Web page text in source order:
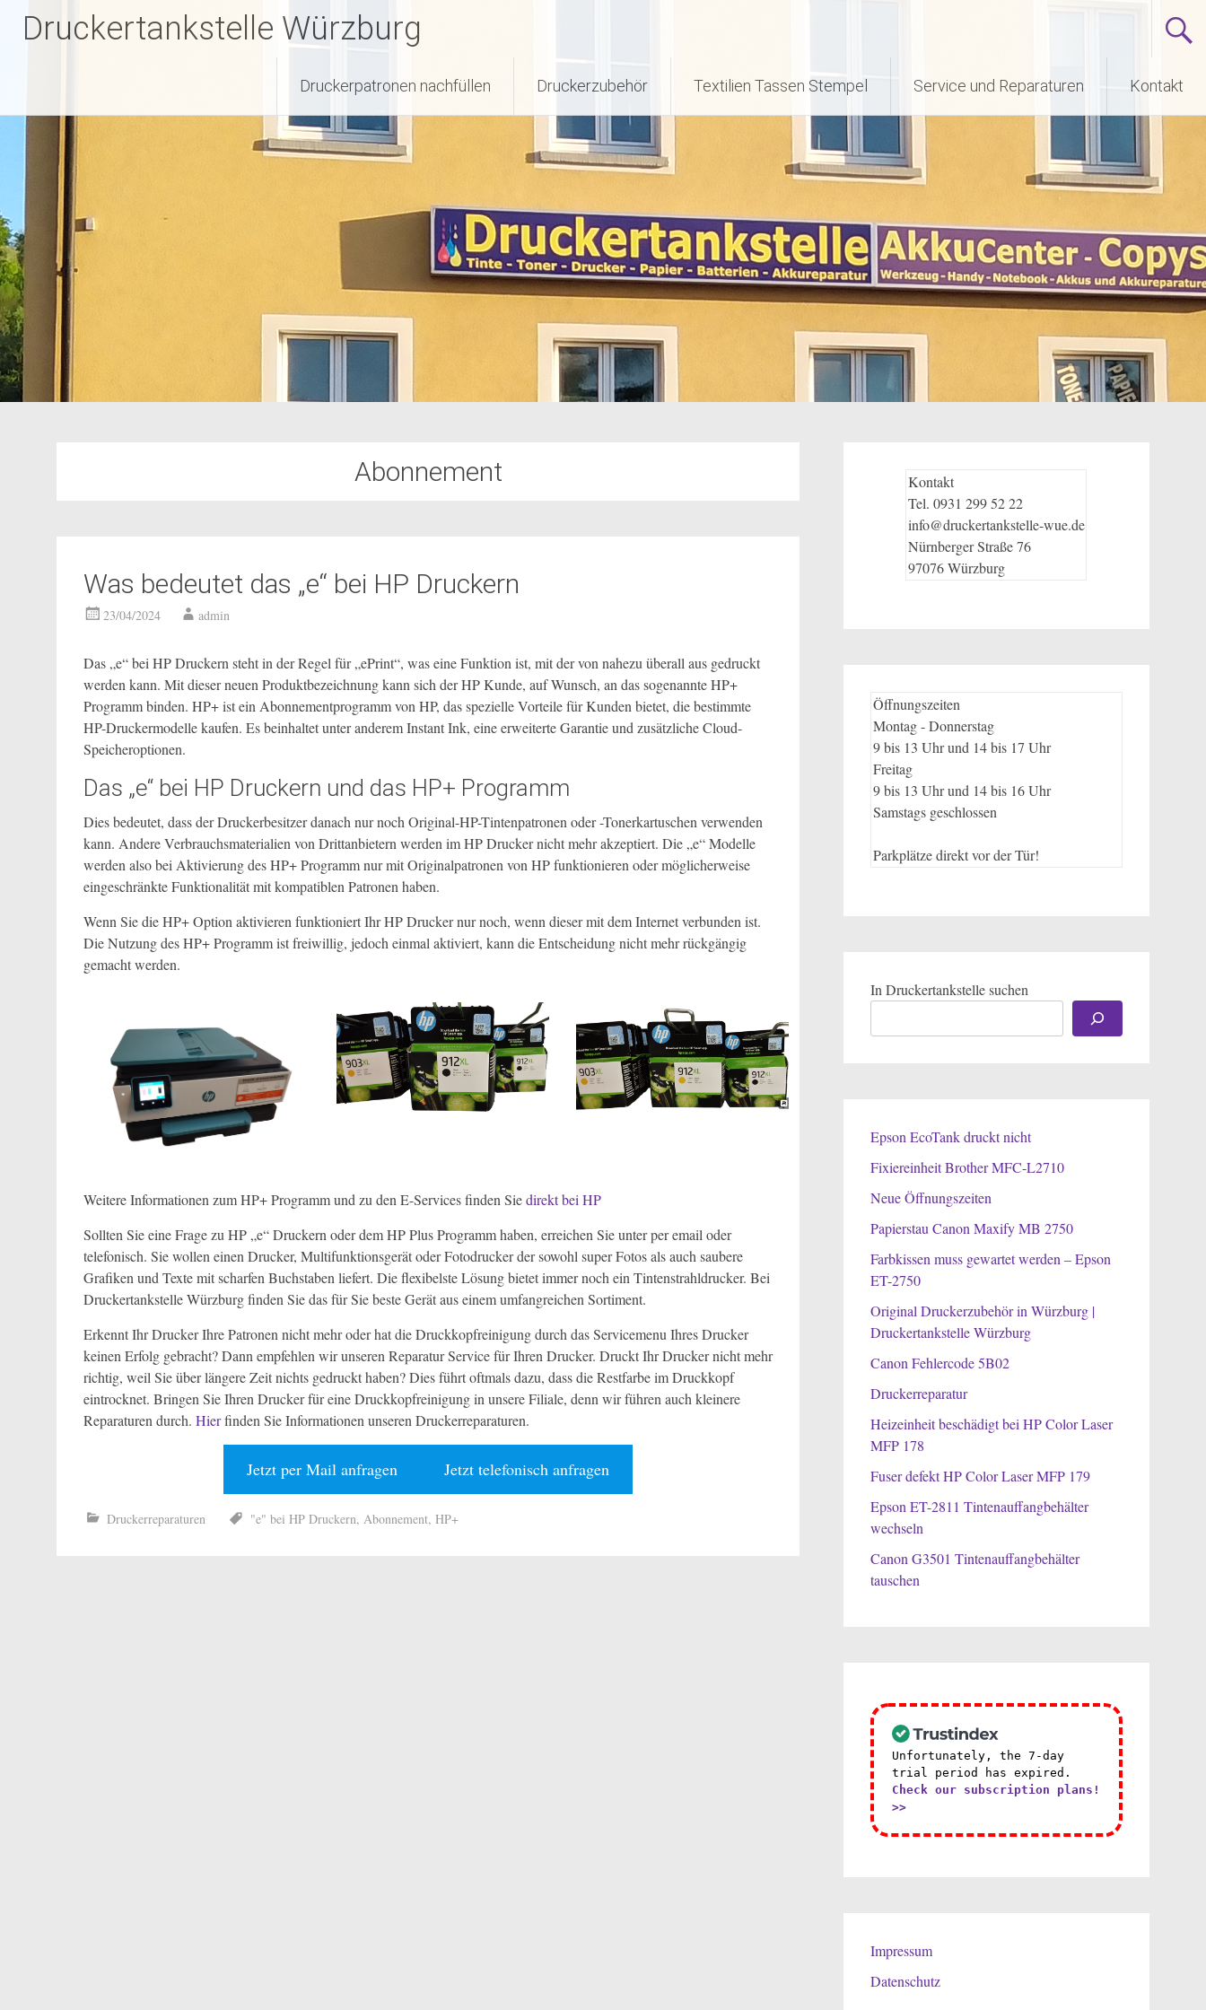
Druckertankstelle Würzburg
Druckerpatronen nachfüllen Druckerzubehör Textilien Tassen Stempel Service und Reparaturen Kontakt
Abonnement
Was bedeutet das „e“ bei HP Druckern
23/04/2024 admin
Das „e“ bei HP Druckern steht in der Regel für „ePrint“, was eine Funktion ist, mit der von nahezu überall aus gedruckt
werden kann. Mit dieser neuen Produktbezeichnung kann sich der HP Kunde, auf Wunsch, an das sogenannte HP+
Programm binden. HP+ ist ein Abonnementprogramm von HP, das spezielle Vorteile für Kunden bietet, die bestimmte
HP-Druckermodelle kaufen. Es beinhaltet unter anderem Instant Ink, eine erweiterte Garantie und zusätzliche Cloud-
Speicheroptionen.
Das „e“ bei HP Druckern und das HP+ Programm
Dies bedeutet, dass der Druckerbesitzer danach nur noch Original-HP-Tintenpatronen oder -Tonerkartuschen verwenden
kann. Andere Verbrauchsmaterialien von Drittanbietern werden im HP Drucker nicht mehr akzeptiert. Die „e“ Modelle
werden also bei Aktivierung des HP+ Programm nur mit Originalpatronen von HP funktionieren oder möglicherweise
eingeschränkte Funktionalität mit kompatiblen Patronen haben.
Wenn Sie die HP+ Option aktivieren funktioniert Ihr HP Drucker nur noch, wenn dieser mit dem Internet verbunden ist.
Die Nutzung des HP+ Programm ist freiwillig, jedoch einmal aktiviert, kann die Entscheidung nicht mehr rückgängig
gemacht werden.
Weitere Informationen zum HP+ Programm und zu den E-Services finden Siedirekt bei HP
Sollten Sie eine Frage zu HP „e“ Druckern oder dem HP Plus Programm haben, erreichen Sie unter per email oder
telefonisch. Sie wollen einen Drucker, Multifunktionsgerät oder Fotodrucker der sowohl super Fotos als auch saubere
Grafiken und Texte mit scharfen Buchstaben liefert. Die flexibelste Lösung bietet immer noch ein Tintenstrahldrucker. Bei
Druckertankstelle Würzburg finden Sie das für Sie beste Gerät aus einem umfangreichen Sortiment.
Erkennt Ihr Drucker Ihre Patronen nicht mehr oder hat die Druckkopfreinigung durch das Servicemenu Ihres Drucker
keinen Erfolg gebracht? Dann empfehlen wir unseren Reparatur Service für Ihren Drucker. Druckt Ihr Drucker nicht mehr
richtig, weil Sie über längere Zeit nichts gedruckt haben? Dies führt oftmals dazu, dass die Restfarbe im Druckkopf
eintrocknet. Bringen Sie Ihren Drucker für eine Druckkopfreinigung in unsere Filiale, denn wir führen auch kleinere
Reparaturen durch. Hierfinden Sie Informationen unseren Druckerreparaturen.
Jetzt per Mail anfragen Jetzt telefonisch anfragen
Druckerreparaturen "e" bei HP Druckern, Abonnement, HP+
Kontakt
Tel. 0931 299 52 22
info@druckertankstelle-wue.de
Nürnberger Straße 76
97076 Würzburg
Öffnungszeiten
Montag - Donnerstag
9 bis 13 Uhr und 14 bis 17 Uhr
Freitag
9 bis 13 Uhr und 14 bis 16 Uhr
Samstags geschlossen
Parkplätze direkt vor der Tür!
In Druckertankstelle suchen
Epson EcoTank druckt nicht
Fixiereinheit Brother MFC-L2710
Neue Öffnungszeiten
Papierstau Canon Maxify MB 2750
Farbkissen muss gewartet werden – Epson
ET-2750
Original Druckerzubehör in Würzburg |
Druckertankstelle Würzburg
Canon Fehlercode 5B02
Druckerreparatur
Heizeinheit beschädigt bei HP Color Laser
MFP 178
Fuser defekt HP Color Laser MFP 179
Epson ET-2811 Tintenauffangbehälter
wechseln
Canon G3501 Tintenauffangbehälter
tauschen
Unfortunately, the 7-day
trial period has expired.
Check our subscription plans!
>>
Impressum
Datenschutz